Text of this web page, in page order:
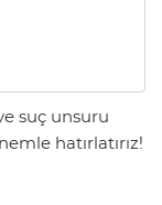
suç unsuru
hatırlatırız!